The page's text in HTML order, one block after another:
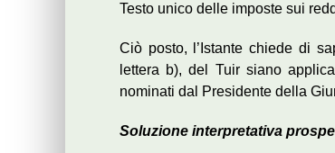
Testo unico delle imposte sui
Ciò posto, l’Istante chiede di
lettera b), del Tuir siano
nominati dal Presidente della
Soluzione interpretativa